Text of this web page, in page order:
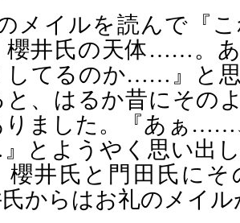
メイルを読んで『
櫻井氏の天体……。
してるのか……』と
と、はるか昔にその
りました。『あぁ……
とようやく思い出
櫻井氏と門田氏に
からはお礼のメイ